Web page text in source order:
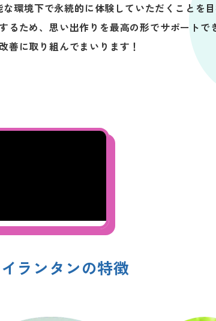
環境下で永続的に体験していただくことを目
るため、思い出作りを最高の形でサポートで
善に取り組んでまいります！
ランタンの特徴